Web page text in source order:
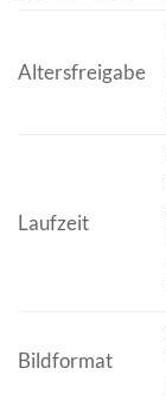
Altersfreigabe
Laufzeit
Bildformat